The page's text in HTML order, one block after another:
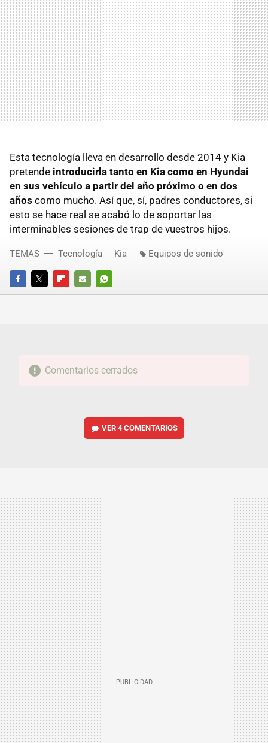
Esta tecnología lleva en desarrollo desde 2014 y Kia
pretende introducirla tanto en Kia como en Hyundai
en sus vehículo a partir del año próximo o en dos
años como mucho. Así que, sí, padres conductores, si
esto se hace real se acabó lo de soportar las
interminables sesiones de trap de vuestros hijos.
FACEBOOKTWITTERFLIPBOARD
E-
WHATSAPP
TEMAS Tecnología Kia Equipos de sonido
Comentarios cerrados
VER4 COMENTARIOS